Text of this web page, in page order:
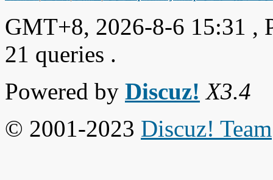
GMT+8, 2026-8-6 15:31 ,
21 queries .
Powered by Discuz! X3.4
© 2001-2023 Discuz! Team